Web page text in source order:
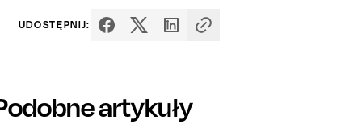
UDOSTĘPNIJ:
artykuły